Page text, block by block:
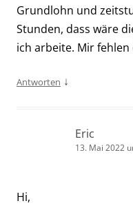
Grundlohn und
Stunden, dass wäre
ich arbeite. Mir
Antworten ↓
Eric
13. Mai 2022
Hi,